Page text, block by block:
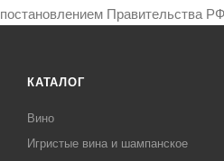
постановлением Правительства
КАТАЛОГ
Вино
Игристые вина и шампанское